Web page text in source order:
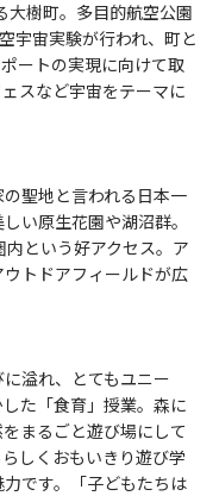
大樹町。多目的航空公園
宇宙実験が行われ、町と
ートの実現に向けて取
スなど宇宙をテーマに
聖地と言われる日本一
い原生花園や湖沼群。
という好アクセス。ア
トドアフィールドが広
溢れ、とてもユニー
た「食育」授業。森に
まるごと遊び場にして
しくおもいきり遊び学
です。「子どもたちは